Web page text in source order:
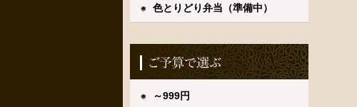
色とりどり弁当（準備中）
～999円